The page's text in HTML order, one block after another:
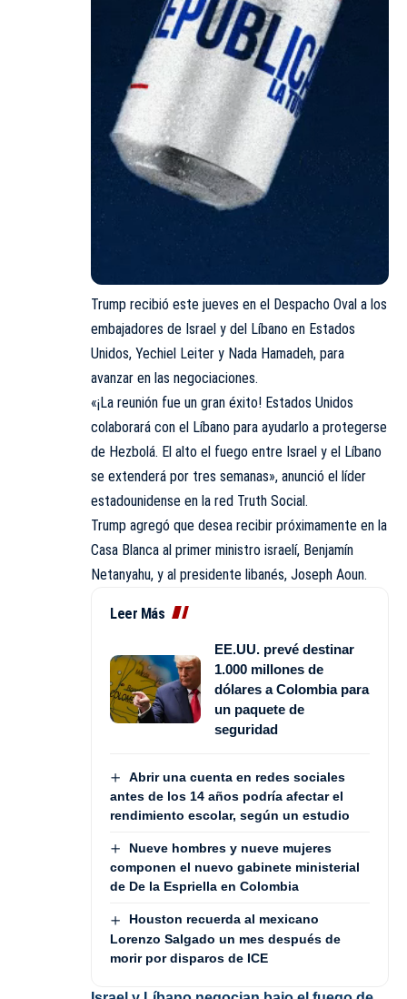
Trump recibió este jueves en el Despacho Oval a los
embajadores de Israel y del Líbano en Estados
Unidos, Yechiel Leiter y Nada Hamadeh, para
avanzar en las negociaciones.
«¡La reunión fue un gran éxito! Estados Unidos
colaborará con el Líbano para ayudarlo a protegerse
de Hezbolá. El alto el fuego entre Israel y el Líbano
se extenderá por tres semanas», anunció el líder
estadounidense en la red Truth Social.
Trump agregó que desea recibir próximamente en la
Casa Blanca al primer ministro israelí, Benjamín
Netanyahu, y al presidente libanés, Joseph Aoun.
Leer Más
EE.UU. prevé destinar
1.000 millones de
dólares a Colombia para
un paquete de
seguridad
Abrir una cuenta en redes sociales
antes de los 14 años podría afectar el
rendimiento escolar, según un estudio
Nueve hombres y nueve mujeres
componen el nuevo gabinete ministerial
de De la Espriella en Colombia
Houston recuerda al mexicano
Lorenzo Salgado un mes después de
morir por disparos de ICE